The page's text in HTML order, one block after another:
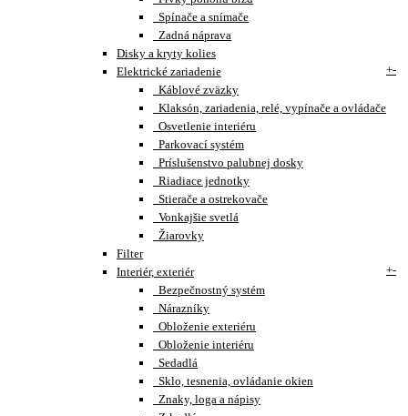
Spínače a snímače
Zadná náprava
Disky a kryty kolies
Elektrické zariadenie
+-
Káblové zväzky
Klaksón, zariadenia, relé, vypínače a ovládače
Osvetlenie interiéru
Parkovací systém
Príslušenstvo palubnej dosky
Riadiace jednotky
Stierače a ostrekovače
Vonkajšie svetlá
Žiarovky
Filter
Interiér, exteriér
+-
Bezpečnostný systém
Nárazníky
Obloženie exteriéru
Obloženie interiéru
Sedadlá
Sklo, tesnenia, ovládanie okien
Znaky, loga a nápisy